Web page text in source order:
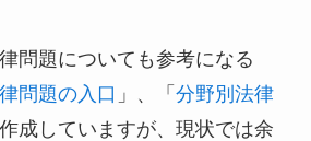
問題についても参考になる
問題の入口 」、「 分野別法律
成していますが、現状では余